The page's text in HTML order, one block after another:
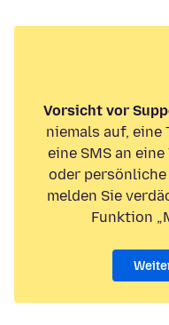
Vorsicht vor
niemals auf, eine
eine SMS an
oder
melden Sie
Funktion